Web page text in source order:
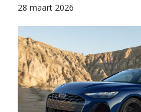
28 maart 2026